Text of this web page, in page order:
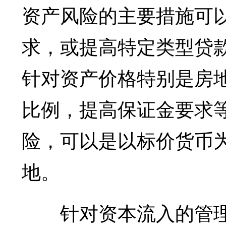
资产风险的主要措施可
求，或提高特定类型贷
针对资产价格特别是房
比例，提高保证金要求
险，可以是以标价货币
地。
针对资本流入的管